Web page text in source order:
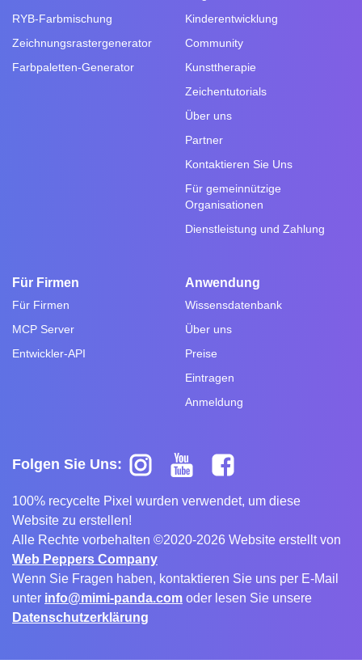
RYB-Farbmischung
Zeichnungsrastergenerator
Farbpaletten-Generator
Kinderentwicklung
Community
Kunsttherapie
Zeichentutorials
Über uns
Partner
Kontaktieren Sie Uns
Für gemeinnützige
Organisationen
Dienstleistung und Zahlung
Für Firmen
Für Firmen
MCP Server
Entwickler-API
Anwendung
Wissensdatenbank
Über uns
Preise
Eintragen
Anmeldung
Folgen Sie Uns:
100% recycelte Pixel wurden verwendet, um diese
Website zu erstellen!
Alle Rechte vorbehalten ©2020-2026 Website erstellt von
Web Peppers Company
Wenn Sie Fragen haben, kontaktieren Sie uns per E-Mail
unter info@mimi-panda.com oder lesen Sie unsere
Datenschutzerklärung